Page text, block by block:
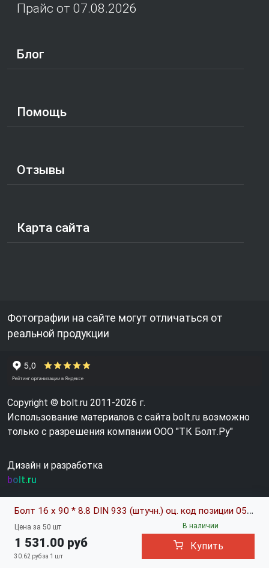
Болт 16 х 90 * 8.8 DIN 933 (штучн.) оц. код позиции 0573120
Цена за 50 шт
1 531.00 руб
30.62 руб за 1 шт
В наличии
Купить
Прайс от 07.08.2026
Блог
Помощь
Отзывы
Карта сайта
Фотографии на сайте могут отличаться от
реальной продукции
Copyright © bolt.ru 2011-2026 г.
Использование материалов с сайта bolt.ru возможно
только с разрешения компании ООО "ТК Болт.Ру"
Дизайн и разработка
bolt.ru